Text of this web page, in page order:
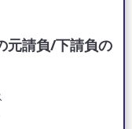
元請負/下請負の